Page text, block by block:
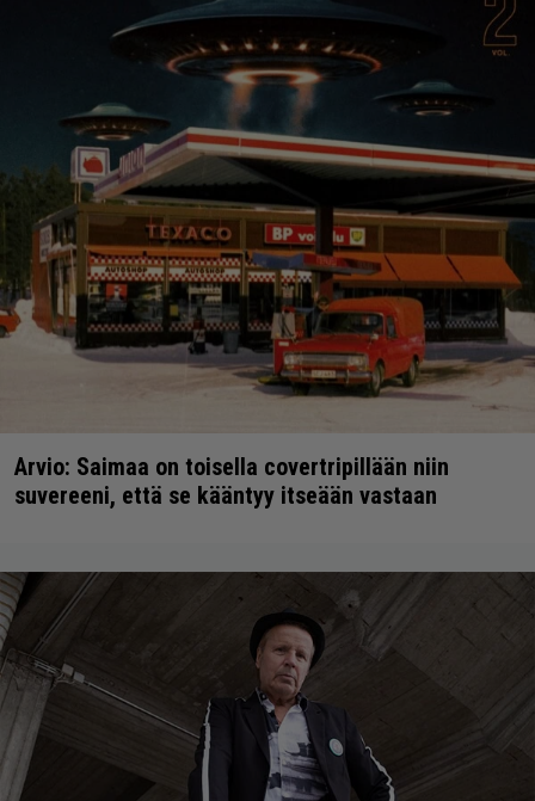
Arvio: Saimaa on toisella covertripillään niin
suvereeni, että se kääntyy itseään vastaan